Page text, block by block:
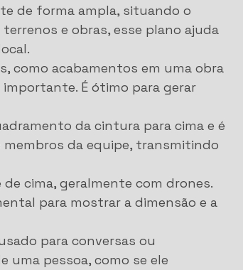
de forma ampla, situando o
e obras, esse plano ajuda
como acabamentos em uma obra
É ótimo para gerar
da cintura para cima e é
da equipe, transmitindo
de cima, geralmente com drones.
para mostrar a dimensão e a
para conversas ou
uma pessoa, como se ele